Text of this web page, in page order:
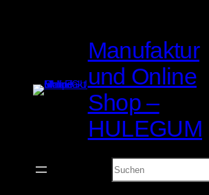
Manufaktur
und Online
Shop –
HULEGUM
Suchen